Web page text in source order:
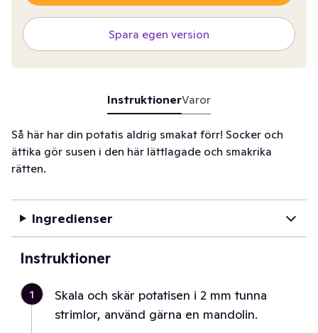
Spara egen version
InstruktionerVaror
Så här har din potatis aldrig smakat förr! Socker och
ättika gör susen i den här lättlagade och smakrika
rätten.
Ingredienser
Instruktioner
1
Skala och skär potatisen i 2 mm tunna
strimlor, använd gärna en mandolin.